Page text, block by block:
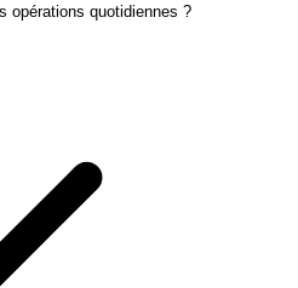
opérations quotidiennes ?